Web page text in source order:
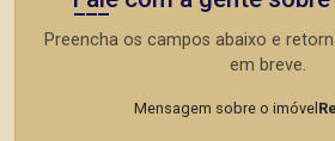
Preencha os campos abaixo e
em breve.
Mensagem sobre o imóvel